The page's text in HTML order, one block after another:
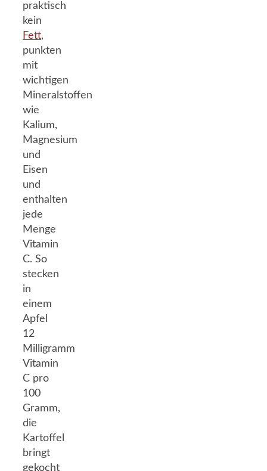
praktisch
kein
Fett,
punkten
mit
wichtigen
Mineralstoffen
wie
Kalium,
Magnesium
und
Eisen
und
enthalten
jede
Menge
Vitamin
C. So
stecken
in
einem
Apfel
12
Milligramm
Vitamin
C pro
100
Gramm,
die
Kartoffel
bringt
gekocht